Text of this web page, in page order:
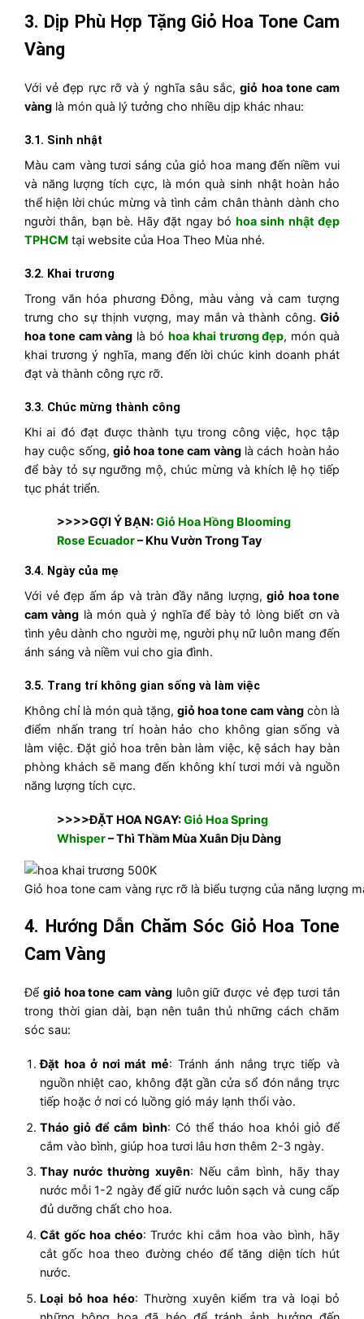
3. Dịp Phù Hợp Tặng Giỏ Hoa Tone Cam
Vàng
Với vẻ đẹp rực rỡ và ý nghĩa sâu sắc,giỏ hoa tone cam
vàng là món quà lý tưởng cho nhiều dịp khác nhau:
3.1. Sinh nhật
Màu cam vàng tươi sáng của giỏ hoa mang đến niềm vui
và năng lượng tích cực, là món quà sinh nhật hoàn hảo
thể hiện lời chúc mừng và tình cảm chân thành dành cho
người thân, bạn bè. Hãy đặt ngay bóhoa sinh nhật đẹp
TPHCM tại website của Hoa Theo Mùa nhé.
3.2. Khai trương
Trong văn hóa phương Đông, màu vàng và cam tượng
trưng cho sự thịnh vượng, may mắn và thành công. Giỏ
hoa tone cam vàng là bó hoa khai trương đẹp, món quà
khai trương ý nghĩa, mang đến lời chúc kinh doanh phát
đạt và thành công rực rỡ.
3.3. Chúc mừng thành công
Khi ai đó đạt được thành tựu trong công việc, học tập
hay cuộc sống,giỏ hoa tone cam vànglà cách hoàn hảo
để bày tỏ sự ngưỡng mộ, chúc mừng và khích lệ họ tiếp
tục phát triển.
>>>>GỢI Ý BẠN:Giỏ Hoa Hồng Blooming
Rose Ecuador– Khu Vườn Trong Tay
3.4. Ngày của mẹ
Với vẻ đẹp ấm áp và tràn đầy năng lượng, giỏ hoa tone
cam vàng là món quà ý nghĩa để bày tỏ lòng biết ơn và
tình yêu dành cho người mẹ, người phụ nữ luôn mang đến
ánh sáng và niềm vui cho gia đình.
3.5. Trang trí không gian sống và làm việc
Không chỉ là món quà tặng, giỏ hoa tone cam vàng còn là
điểm nhấn trang trí hoàn hảo cho không gian sống và
làm việc. Đặt giỏ hoa trên bàn làm việc, kệ sách hay bàn
phòng khách sẽ mang đến không khí tươi mới và nguồn
năng lượng tích cực.
>>>>ĐẶT HOA NGAY:Giỏ Hoa Spring
Whisper– Thì Thầm Mùa Xuân Dịu Dàng
Giỏ hoa tone cam vàng rực rỡ là biểu tượng của năng lượng
4. Hướng Dẫn Chăm Sóc Giỏ Hoa Tone
Cam Vàng
Để giỏ hoa tone cam vàngluôn giữ được vẻ đẹp tươi tắn
trong thời gian dài, bạn nên tuân thủ những cách chăm
sóc sau:
Đặt hoa ở nơi mát mẻ: Tránh ánh nắng trực tiếp và
nguồn nhiệt cao, không đặt gần cửa sổ đón nắng trực
tiếp hoặc ở nơi có luồng gió máy lạnh thổi vào.
Tháo giỏ để cắm bình: Có thể tháo hoa khỏi giỏ để
cắm vào bình, giúp hoa tươi lâu hơn thêm 2-3 ngày.
Thay nước thường xuyên: Nếu cắm bình, hãy thay
nước mỗi 1-2 ngày để giữ nước luôn sạch và cung cấp
đủ dưỡng chất cho hoa.
Cắt gốc hoa chéo: Trước khi cắm hoa vào bình, hãy
cắt gốc hoa theo đường chéo để tăng diện tích hút
nước.
Loại bỏ hoa héo: Thường xuyên kiểm tra và loại bỏ